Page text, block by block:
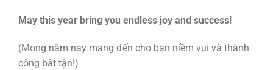
May this year bring you endless joy and success!
(Mong năm nay mang đến cho bạn niềm vui và thành
công bất tận!)